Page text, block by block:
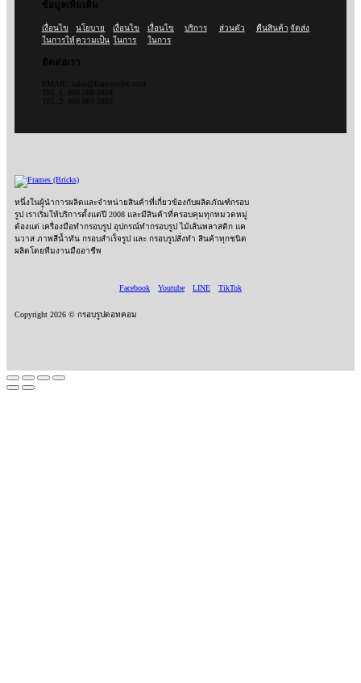
หนึ่งในผู้นำการผลิตและจำหน่ายสินค้าที่เกี่ยวข้องกับผลิตภัณฑ์กรอบ
รูป เราเริ่มให้บริการตั้งแต่ปี 2008 และมีสินค้าที่ครอบคุมทุกหมวดหมู่
ต้องแต่ เครื่องมือทำกรอบรูป อุปกรณ์ทำกรอบรูป ไม้เส้นพลาสติก แค
นวาส ภาพสีน้ำทัน กรอบสำเร็จรูป และ กรอบรูปสั่งทำ สินค้าทุกชนิด
ผลิตโดยทีมงานมืออาชีพ
Facebook Youtube LINE TikTok
Copyright 2026 © กรอบรูปดอทคอม
ข้อมูลเพิ่มเติม
เงื่อนไข
ในการให้
บริการ
นโยบาย
ความเป็น
ส่วนตัว
เงื่อนไข
ในการ
คืนสินค้า
เงื่อนไข
ในการ
จัดส่ง
ติดต่อเรา
EMAIL: sales@frameindex.com
TEL 1: 080-588-5818
TEL 2: 098-983-5883